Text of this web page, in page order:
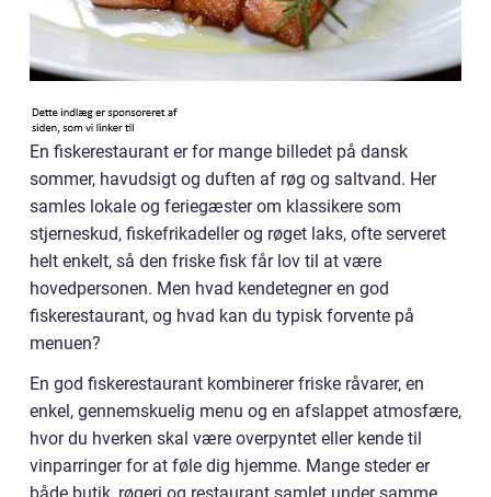
En fiskerestaurant er for mange billedet på dansk
sommer, havudsigt og duften af røg og saltvand. Her
samles lokale og feriegæster om klassikere som
stjerneskud, fiskefrikadeller og røget laks, ofte serveret
helt enkelt, så den friske fisk får lov til at være
hovedpersonen. Men hvad kendetegner en god
fiskerestaurant, og hvad kan du typisk forvente på
menuen?
En god fiskerestaurant kombinerer friske råvarer, en
enkel, gennemskuelig menu og en afslappet atmosfære,
hvor du hverken skal være overpyntet eller kende til
vinparringer for at føle dig hjemme. Mange steder er